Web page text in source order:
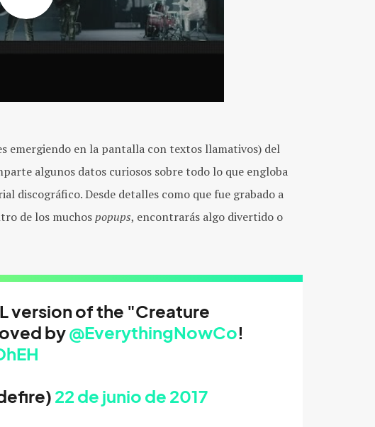
emergiendo en la pantalla con textos llamativos) del
algunos datos curiosos sobre todo lo que engloba
discográfico. Desde detalles como que fue grabado a
de los muchospopups, encontrarás algo divertido o
version of the "Creature
by@EverythingNowCo!
22 de junio de 2017